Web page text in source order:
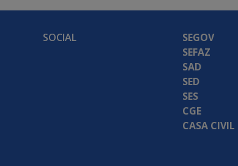
SOCIAL
SEGOV
SEFAZ
SAD
SED
SES
CGE
CASA CIVIL